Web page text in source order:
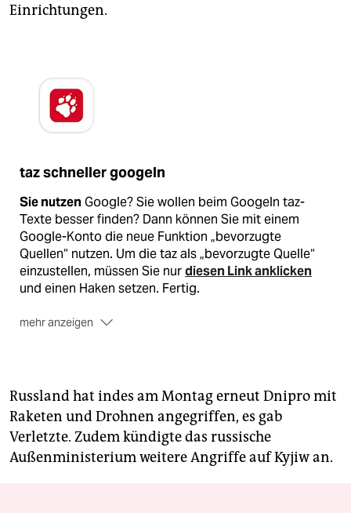
Einrichtungen.
taz schneller googeln
Sie nutzenGoogle? Sie wollen beim Googeln taz-
Texte besser finden? Dann können Sie mit einem
Google-Konto die neue Funktion „bevorzugte
Quellen“ nutzen. Um die taz als „bevorzugte Quelle“
einzustellen, müssen Sie nurdiesen Link anklicken
und einen Haken setzen. Fertig.
mehr anzeigen
Mehr Details zur Funktion „bevorzugte Quelle“ bei
Google finden Sie hier.
Russland hat indes am Montag erneut Dnipro mit
Raketen und Drohnen angegriffen, es gab
Verletzte. Zudem kündigte das russische
Außenministerium weitere Angriffe auf Kyjiw an.